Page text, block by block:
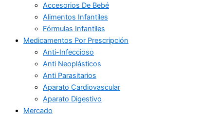
Accesorios De Bebé
Alimentos Infantiles
Fórmulas Infantiles
Medicamentos Por Prescripción
Anti-Infeccioso
Anti Neoplásticos
Anti Parasitarios
Aparato Cardiovascular
Aparato Digestivo
Mercado